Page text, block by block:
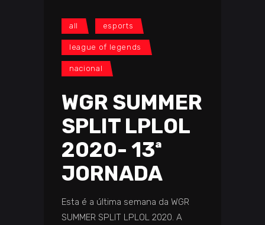
all esports
league of legends
nacional
WGR SUMMER
SPLIT LPLOL
2020- 13ª
JORNADA
Esta é a última semana da WGR
SUMMER SPLIT LPLOL 2020. A